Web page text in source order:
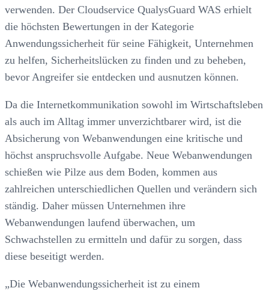
verwenden. Der Cloudservice QualysGuard WAS erhielt
die höchsten Bewertungen in der Kategorie
Anwendungssicherheit für seine Fähigkeit, Unternehmen
zu helfen, Sicherheitslücken zu finden und zu beheben,
bevor Angreifer sie entdecken und ausnutzen können.
Da die Internetkommunikation sowohl im Wirtschaftsleben
als auch im Alltag immer unverzichtbarer wird, ist die
Absicherung von Webanwendungen eine kritische und
höchst anspruchsvolle Aufgabe. Neue Webanwendungen
schießen wie Pilze aus dem Boden, kommen aus
zahlreichen unterschiedlichen Quellen und verändern sich
ständig. Daher müssen Unternehmen ihre
Webanwendungen laufend überwachen, um
Schwachstellen zu ermitteln und dafür zu sorgen, dass
diese beseitigt werden.
„Die Webanwendungssicherheit ist zu einem